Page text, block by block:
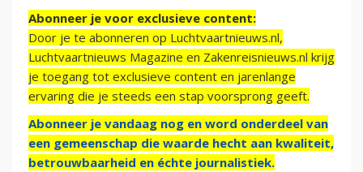
Abonneer je voor exclusieve content:
Door je te abonneren op Luchtvaartnieuws.nl,
Luchtvaartnieuws Magazine en Zakenreisnieuws.nl krijg
je toegang tot exclusieve content en jarenlange
ervaring die je steeds een stap voorsprong geeft.
Abonneer je vandaag nog en word onderdeel van
een gemeenschap die waarde hecht aan kwaliteit,
betrouwbaarheid en échte journalistiek.